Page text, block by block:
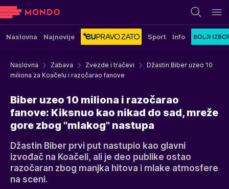
Naslovna Najnovije Sport Info
Naslovna Zabava Zvezde i tračevi
Džastin Biber uzeo 10
miliona za Koačelu i razočarao fanove
Biber uzeo 10 miliona i razočarao
fanove: Kiksnuo kao nikad do sad, mreže
gore zbog "mlakog" nastupa
Džastin Biber prvi put nastupio kao glavni
izvođač na Koačeli, ali je deo publike ostao
razočaran zbog manjka hitova i mlake atmosfere
na sceni.